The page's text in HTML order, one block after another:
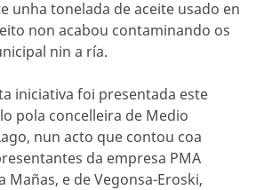
unha tonelada de aceite usado en
non acabou contaminando os
nin a ría.
iniciativa foi presentada este
pola concelleira de Medio
nun acto que contou coa
da empresa PMA
Mañas, e de Vegonsa-Eroski,